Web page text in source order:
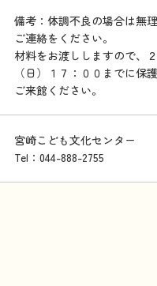
備考：体調不良の場合は無理
ご連絡をください。
材料をお渡ししますので、
（日）１７：００までに保
ご来館ください。
宮崎こども文化センター
Tel：044-888-2755